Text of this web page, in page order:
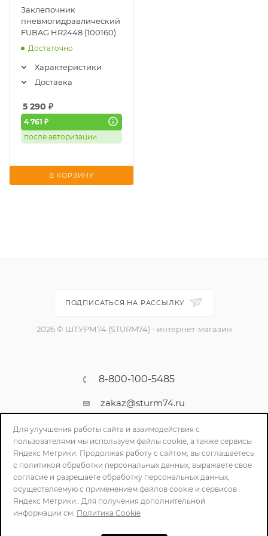
Заклепочник
пневмогидравлический
FUBAG HR2448 (100160)
Достаточно
Характеристики
Доставка
5 290 ₽
4 761 ₽
после авторизации
В КОРЗИНУ
ПОДПИСАТЬСЯ НА РАССЫЛКУ
2026 © ШТУРМ74 (STURM74) - интернет-магазин
8-800-100-5485
zakaz@sturm74.ru
г. Челябинск, ул. Стартовая 34/1
Для улучшения работы сайта и взаимодействия с
пользователями мы используем файлы cookie, а также сервисы
Яндекс Метрики. Продолжая работу с сайтом, вы соглашаетесь
с политикой обработки персональных данных, выражаете свое
согласие и разрешаете обработку персональных данных,
осуществляемую с применением файлов cookie и сервисов
Яндекс Метрики.. Для получения дополнительной
информации см. Политика Cookie